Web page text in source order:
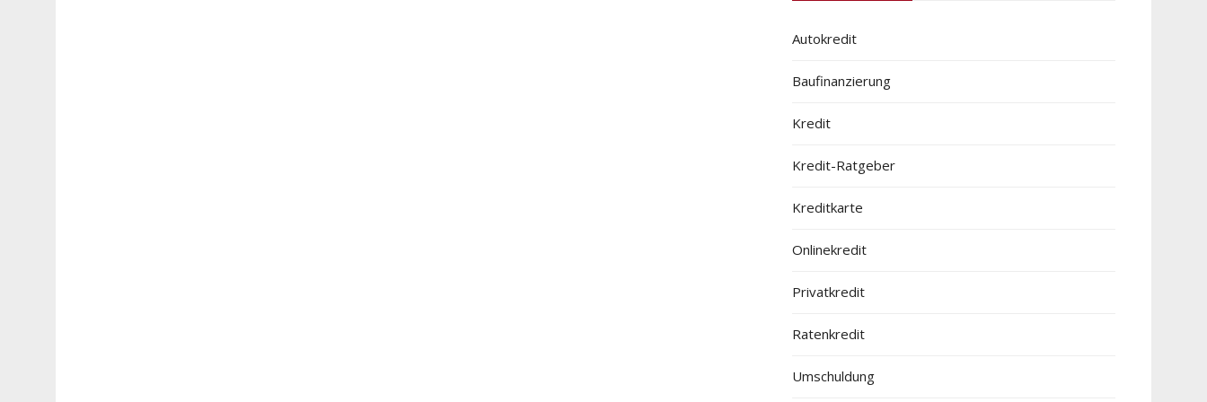
Autokredit
Baufinanzierung
Kredit
Kredit-Ratgeber
Kreditkarte
Onlinekredit
Privatkredit
Ratenkredit
Umschuldung